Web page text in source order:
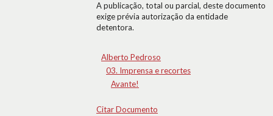
A publicação, total ou parcial, deste documento
exige prévia autorização da entidade
detentora.
Alberto Pedroso
03. Imprensa e recortes
Avante!
Citar Documento